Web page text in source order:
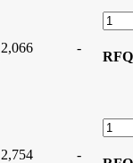
2,066 -
RFQ
2,754 -